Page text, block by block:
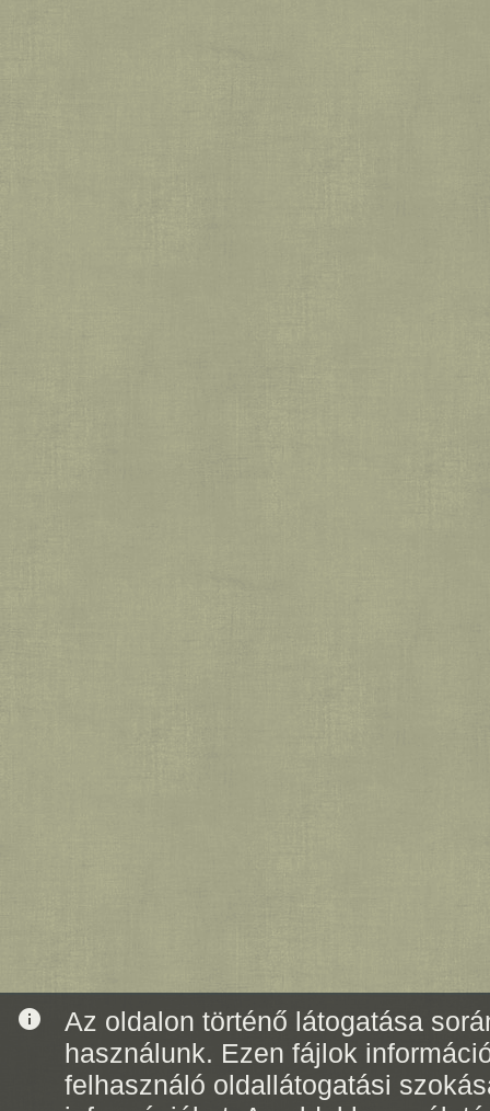
info
Az oldalon történő látogatása
használunk. Ezen fájlok
felhasználó oldallátogatási